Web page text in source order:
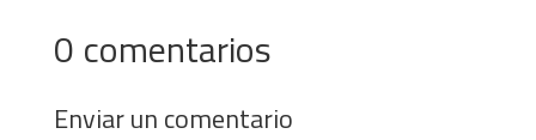
0 comentarios
Enviar un comentario